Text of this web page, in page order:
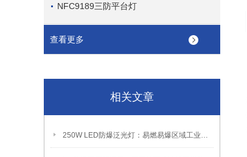
NFC9189三防平台灯
查看更多
相关文章
250W LED防爆泛光灯：易燃易爆区域工业固定照明装置